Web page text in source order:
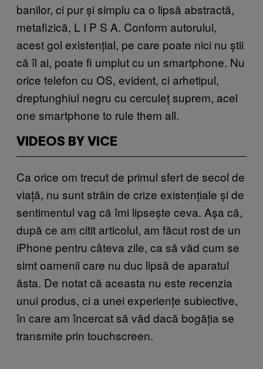
banilor, ci pur și simplu ca o lipsă abstractă,
metafizică, L I P S A. Conform autorului,
acest gol existențial, pe care poate nici nu știi
că îl ai, poate fi umplut cu un smartphone. Nu
orice telefon cu OS, evident, ci arhetipul,
dreptunghiul negru cu cerculeț suprem, acel
one smartphone to rule them all.
VIDEOS BY VICE
Ca orice om trecut de primul sfert de secol de
viață, nu sunt străin de crize existențiale și de
sentimentul vag că îmi lipsește ceva. Așa că,
după ce am citit articolul, am făcut rost de un
iPhone pentru câteva zile, ca să văd cum se
simt oamenii care nu duc lipsă de aparatul
ăsta. De notat că aceasta nu este recenzia
unui produs, ci a unei experiențe subiective,
în care am încercat să văd dacă bogăția se
transmite prin touchscreen.